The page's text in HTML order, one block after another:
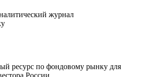
журнал
ресурс по фондовому рынку для